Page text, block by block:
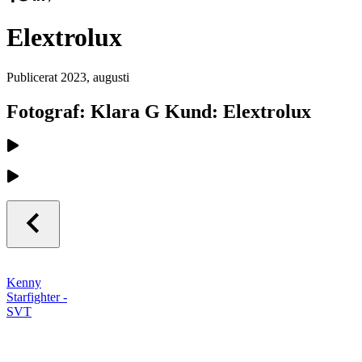
Elextrolux
Publicerat 2023, augusti
Fotograf: Klara G Kund: Elextrolux
Kenny
Starfighter -
SVT